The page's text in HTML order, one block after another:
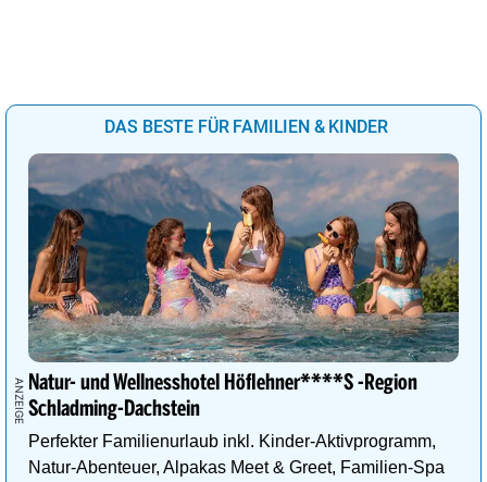
DAS BESTE FÜR FAMILIEN & KINDER
Natur- und Wellnesshotel Höflehner****S -Region
Schladming-Dachstein
Perfekter Familienurlaub inkl. Kinder-Aktivprogramm,
Natur-Abenteuer, Alpakas Meet & Greet, Familien-Spa